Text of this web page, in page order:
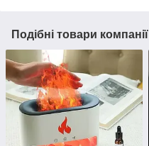
Подібні товари компанії